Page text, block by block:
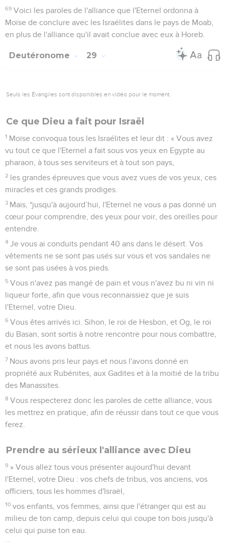
69 Voici les paroles de l'alliance que l'Eternel ordonna à
Moïse de conclure avec les Israélites dans le pays de Moab,
en plus de l'alliance qu'il avait conclue avec eux à Horeb.
Deutéronome 29
Seuls les Évangiles sont disponibles en vidéo pour le moment.
Ce que Dieu a fait pour Israël
1 Moïse convoqua tous les Israélites et leur dit : « Vous avez
vu tout ce que l'Eternel a fait sous vos yeux en Egypte au
pharaon, à tous ses serviteurs et à tout son pays,
2 les grandes épreuves que vous avez vues de vos yeux, ces
miracles et ces grands prodiges.
3 Mais, *jusqu'à aujourd’hui, l'Eternel ne vous a pas donné un
cœur pour comprendre, des yeux pour voir, des oreilles pour
entendre.
4 Je vous ai conduits pendant 40 ans dans le désert. Vos
vêtements ne se sont pas usés sur vous et vos sandales ne
se sont pas usées à vos pieds.
5 Vous n'avez pas mangé de pain et vous n'avez bu ni vin ni
liqueur forte, afin que vous reconnaissiez que je suis
l'Eternel, votre Dieu.
6 Vous êtes arrivés ici. Sihon, le roi de Hesbon, et Og, le roi
du Basan, sont sortis à notre rencontre pour nous combattre,
et nous les avons battus.
7 Nous avons pris leur pays et nous l'avons donné en
propriété aux Rubénites, aux Gadites et à la moitié de la tribu
des Manassites.
8 Vous respecterez donc les paroles de cette alliance, vous
les mettrez en pratique, afin de réussir dans tout ce que vous
ferez.
Prendre au sérieux l'alliance avec Dieu
9 » Vous allez tous vous présenter aujourd'hui devant
l'Eternel, votre Dieu : vos chefs de tribus, vos anciens, vos
officiers, tous les hommes d'Israël,
10 vos enfants, vos femmes, ainsi que l'étranger qui est au
milieu de ton camp, depuis celui qui coupe ton bois jusqu'à
celui qui puise ton eau.